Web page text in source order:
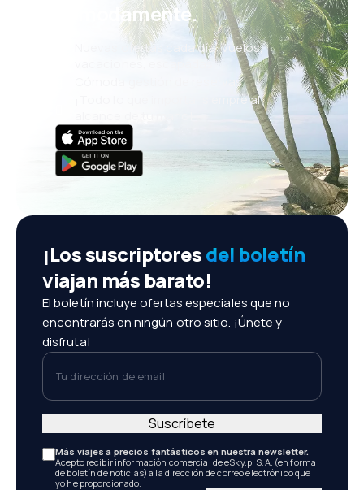
cómodamente.
Nuevas ofertas cada día: vuelos,
vacaciones, escapadas
Cómoda gestión de reservas
¡Todo lo que importa, siempre al
¡Los suscriptoresdel boletín
viajan más barato!
El boletín incluye ofertas especiales que no
encontrarás en ningún otro sitio. ¡Únete y
disfruta!
Tu dirección de email
Más viajes a precios fantásticos en nuestra newsletter.
Acepto recibir información comercial de eSky.pl S.A. (en forma
de boletín de noticias) a la dirección de correo electrónico que
yo he proporcionado.
Suscríbete